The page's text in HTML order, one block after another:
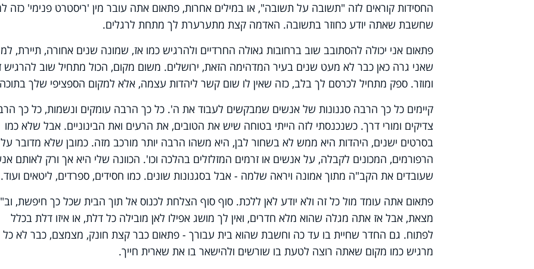
החסידות קוראים לזה "תשובה על תשובה", או במילים אחרות, פתאום אתה עובר מין 'ריסטרט פנימי' כזה
שחשבת שאתה יודע כחוזר בתשובה. האדמה קצת מתערערת לך מתחת לרגלים.
פתאום אני יכולה להסתובב שוב ברחובות גאולה החרדיים ולהרגיש כמו אז, שמונה שנים אחורה, תיירת,
שאני גרה כאן כבר לא מעט שנים בעיר המדהימה הזאת, ירושלים. משום מקום, הכול מתחיל שוב להרגיש
ומוזר. ספק מתחיל לכרסם לך בלב, כזה שאין לו שום קשר ליהדות עצמה, אלא למקום הספציפי שלך
קיימים כל כך הרבה סגנונות של אנשים שמבקשים לעבוד את ה'. כל כך הרבה עומקים ונשמות, כל כך
צדיקים ומורי דרך. כשנכנסתי לזה הייתי בטוחה שיש את הטובים, את הרעים ואת הבינוניים. אבל שלא כמו
בסרטים ישנים, היהדות היא ממש לא בשחור לבן, היא משהו הרבה יותר מורכב מזה. כמובן שלא מדובר על
הרפורמים, המכונים לקבלה, על אנשים או זרמים המזלזלים בהלכה וכו'. הכוונה שלי היא אך ורק לאותם
שעובדים את הקב"ה מתוך אמונה ויראה שלמה - אבל בסגנונות שונים. כמו חסידים, ספרדים, ליטאים ועוד.
פתאום אתה עומד מול כל זה ולא יודע לאן ללכת. סוף סוף הצלחת לכנוס אל תוך הבית שכל כך חיפשת,
מצאת, אבל אז אתה מגלה שהוא מלא חדרים, ואין לך מושג אפילו לאן מובילה כל דלת, או איזו דלת בכלל
לפתוח. גם החדר שחיית בו עד כה וחשבת שהוא בית עבורך - פתאום כבר קצת חונק, מצמצם, כבר לא כל
מרגיש כמו מקום שאתה רוצה לטעת בו שורשים ולהישאר בו את שארית חייך.